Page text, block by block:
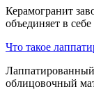
Керамогранит
объединяет в
Что такое
облицовочный